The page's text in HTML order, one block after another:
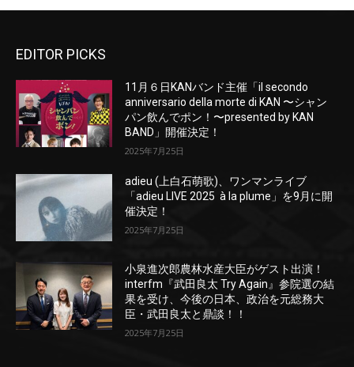
EDITOR PICKS
11月６日KANバンド主催「il secondo
anniversario della morte di KAN 〜シャン
パン飲んでポン！〜presented by KAN
BAND」開催決定！
2025年7月25日
adieu (上白石萌歌)、ワンマンライブ
「adieu LIVE 2025 à la plume」を9月に開
催決定！
2025年7月25日
小泉進次郎農林水産大臣がゲスト出演！
interfm『武田良太 Try Again』参院選の結
果を受け、今後の日本、政治を元総務大
臣・武田良太と鼎談！！
2025年7月25日